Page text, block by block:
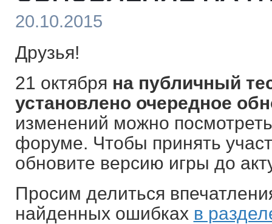
20.10.2015
Друзья!
21 октября на публичный
установлено очередное
изменений можно
форуме. Чтобы принять
обновите версию игры до
Просим делиться
найденных ошибках в